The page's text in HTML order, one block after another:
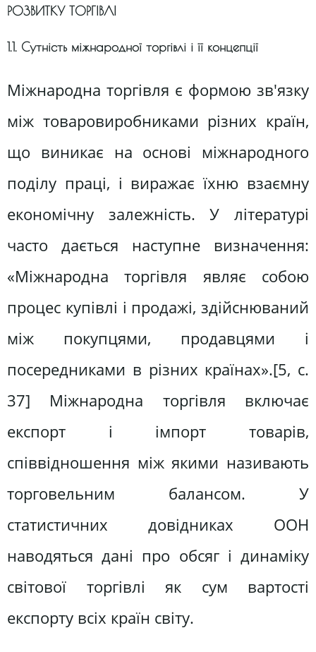
РОЗВИТКУ ТОРГІВЛІ
1.1. Сутність міжнародної торгівлі і її концепції
Міжнародна торгівля є формою зв'язку
між товаровиробниками різних країн,
що виникає на основі міжнародного
поділу праці, і виражає їхню взаємну
економічну залежність. У літературі
часто дається наступне визначення:
«Міжнародна торгівля являє собою
процес купівлі і продажі, здійснюваний
між покупцями, продавцями і
посередниками в різних країнах».[5, с.
37] Міжнародна торгівля включає
експорт і імпорт товарів,
співвідношення між якими називають
торговельним балансом. У
статистичних довідниках ООН
наводяться дані про обсяг і динаміку
світової торгівлі як сум вартості
експорту всіх країн світу.